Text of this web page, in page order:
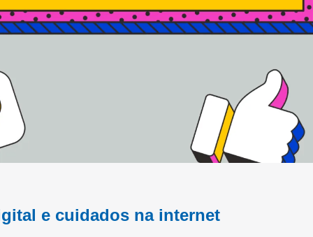
e cuidados na internet